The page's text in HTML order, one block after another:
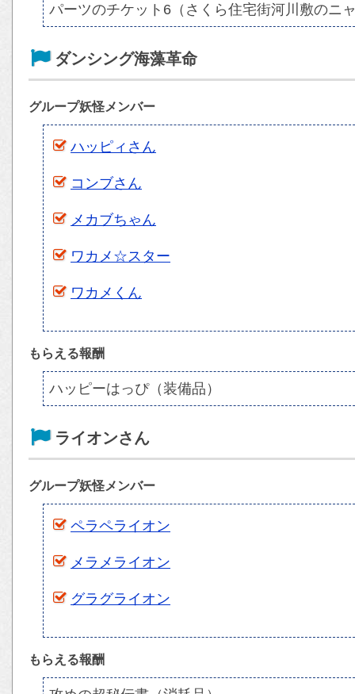
パーツのチケット6（さくら住宅街河川敷のニ
ダンシング海藻革命
グループ妖怪メンバー
ハッピィさん
コンブさん
メカブちゃん
ワカメ☆スター
ワカメくん
もらえる報酬
ハッピーはっぴ（装備品）
ライオンさん
グループ妖怪メンバー
ペラペライオン
メラメライオン
グラグライオン
もらえる報酬